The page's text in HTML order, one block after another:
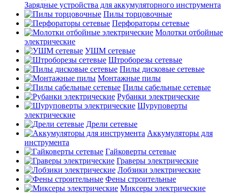
Зарядные устройства для аккумуляторного инструмента
Пилы торцовочные
Перфораторы сетевые
Молотки отбойные
электрические
УШМ сетевые
Штроборезы сетевые
Пилы дисковые сетевые
Монтажные пилы
Пилы сабельные сетевые
Рубанки электрические
Шуруповерты
электрические
Дрели сетевые
Аккумуляторы для
инструмента
Гайковерты сетевые
Граверы электрические
Лобзики электрические
Фены строительные
Миксеры электрические